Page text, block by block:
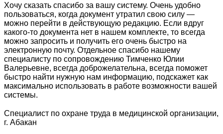
Хочу сказать спасибо за вашу систему. Очень удобно
пользоваться, когда документ утратил свою силу —
можно перейти в действующую редакцию. Если вдруг
какого-то документа нет в нашем комплекте, то всегда
можно запросить и получить его очень быстро на
электронную почту. Отдельное спасибо нашему
специалисту по сопровождению Тимченко Юлии
Валерьевне, всегда доброжелательна, всегда поможет
быстро найти нужную нам информацию, подскажет как
максимально использовать в работе возможности вашей
системы.
Специалист по охране труда в медицинской организации,
г. Абакан